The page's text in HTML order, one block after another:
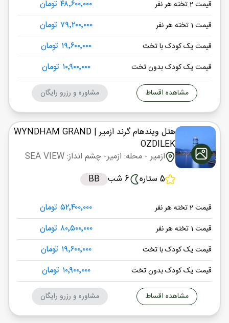
قیمت 2 تخته هر نفر ۴۸٬۶۰۰٬۰۰۰ تومان
قیمت 1 تخته هر نفر ۷۹٬۲۰۰٬۰۰۰ تومان
قیمت یک کودک با تخت ۱۹٬۶۰۰٬۰۰۰ تومان
قیمت یک کودک بدون تخت ۱۰٬۹۰۰٬۰۰۰ تومان
مشاهده اقساط مشاوره و رزرو رایگان
هتل ویندهام گرند ازمیر | WYNDHAM GRAND
OZDILEK
ازمیر- محله: ازمیر- چشم انداز: SEA VIEW
5 ستاره
6 شب BB
قیمت 2 تخته هر نفر ۵۲٬۴۰۰٬۰۰۰ تومان
قیمت 1 تخته هر نفر ۸۰٬۵۰۰٬۰۰۰ تومان
قیمت یک کودک با تخت ۱۹٬۶۰۰٬۰۰۰ تومان
قیمت یک کودک بدون تخت ۱۰٬۹۰۰٬۰۰۰ تومان
مشاهده اقساط مشاوره و رزرو رایگان